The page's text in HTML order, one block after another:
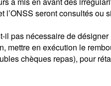
l’ONSS seront consultés
pas nécessaire de
mettre en exécution le
chèques repas), pour